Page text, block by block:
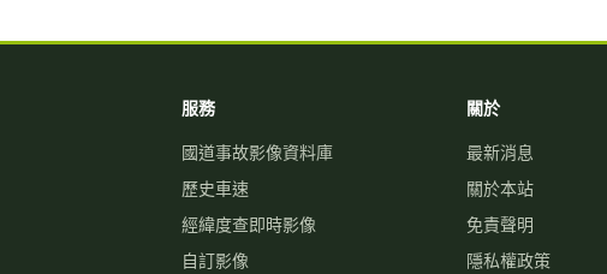
服務
國道事故影像資料庫
歷史車速
經緯度查即時影像
自訂影像
關於
最新消息
關於本站
免責聲明
隱私權政策